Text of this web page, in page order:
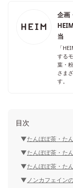
企画
当
「
する
葉・
さま
す。
目次
たんぽぽ茶・た
たんぽぽ茶・た
たんぽぽ茶・た
ノンカフェイン